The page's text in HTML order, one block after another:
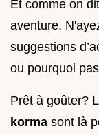
Et comme on
aventure.
suggestions
ou pourquoi
Prêt à goûter?
korma sont là